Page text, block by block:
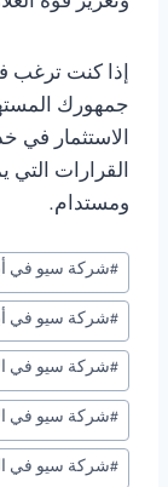
إذا كنت ترغب
جمهورك
الاستثمار في
القرارات التي
ومستدام.
وسوم
المقال:
#شركة سيو في
#شركة سيو في
#شركة سيو في
#شركة سيو في
#شركة سيو في